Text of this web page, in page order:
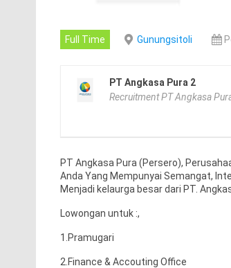
Full Time Gunungsitoli
PT Angkasa Pura 2
Recruitment PT Angkasa
PT Angkasa Pura (Persero),
Anda Yang Mempunyai Semangat,
Menjadi kelaurga besar dari PT.
Lowongan untuk :,
1.Pramugari
2.Finance & Accouting Office